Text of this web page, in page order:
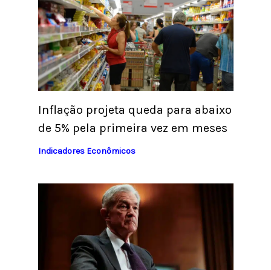
Inflação projeta queda para abaixo
de 5% pela primeira vez em meses
Indicadores Econômicos